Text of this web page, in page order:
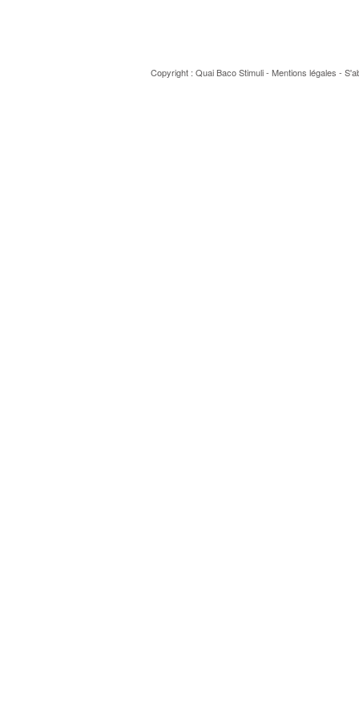
Copyright : Quai BacoStimuli- Mentions légales -